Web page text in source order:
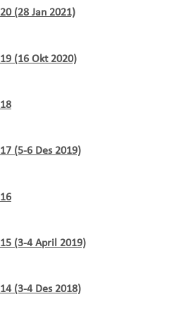
(28 Jan 2021)
(16 Okt 2020)
(5-6 Des 2019)
(3-4 April 2019)
(3-4 Des 2018)